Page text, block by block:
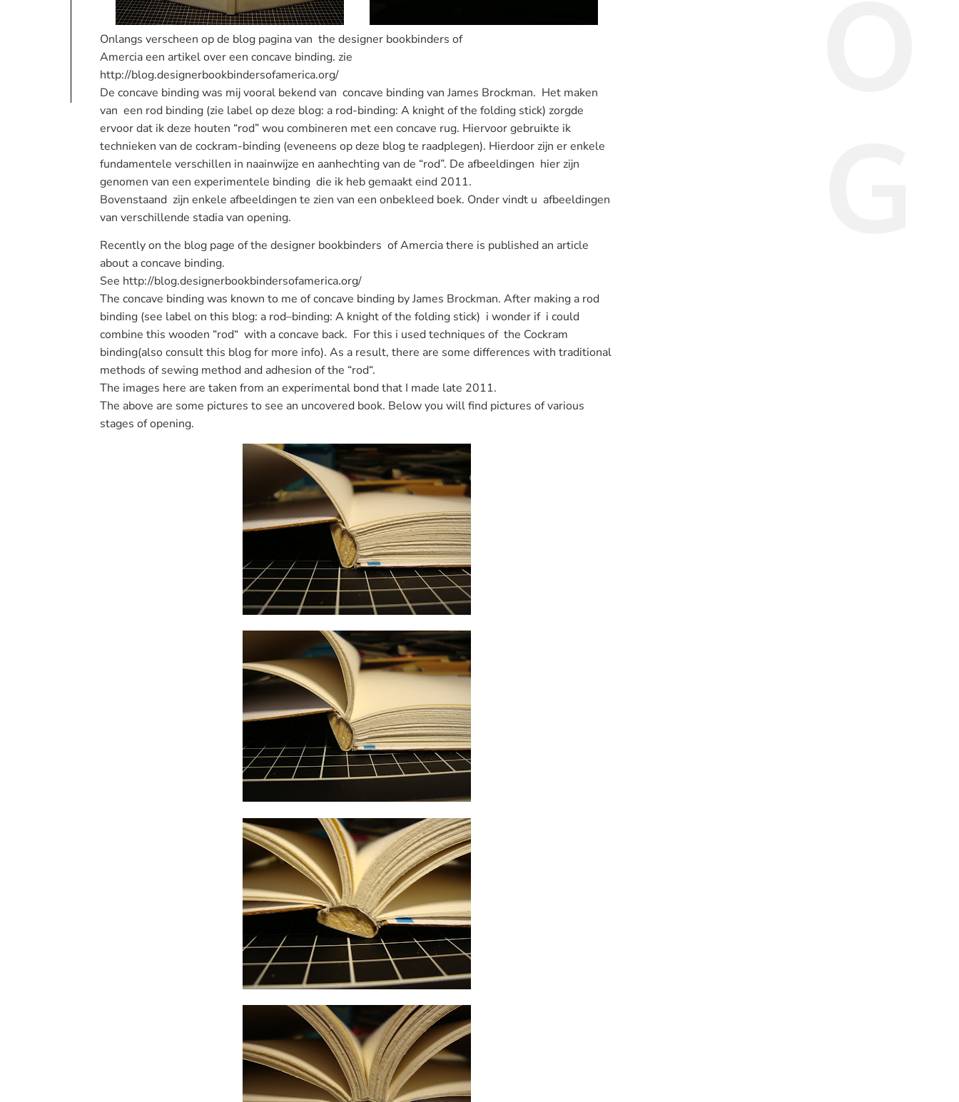
Onlangs verscheen op de blog pagina van the designer bookbinders of
Amercia een artikel over een concave binding. zie
http://blog.designerbookbindersofamerica.org/
De concave binding was mij vooral bekend van concave binding van James Brockman. Het maken
van een rod binding (zie label op deze blog: a rod-binding: A knight of the folding stick) zorgde
ervoor dat ik deze houten “rod” wou combineren met een concave rug. Hiervoor gebruikte ik
technieken van de cockram-binding (eveneens op deze blog te raadplegen). Hierdoor zijn er enkele
fundamentele verschillen in naainwijze en aanhechting van de “rod”. De afbeeldingen hier zijn
genomen van een experimentele binding die ik heb gemaakt eind 2011.
Bovenstaand zijn enkele afbeeldingen te zien van een onbekleed boek. Onder vindt u afbeeldingen
van verschillende stadia van opening.
Recentlyon the blog page ofthe designer bookbinders ofAmerciathere is published an article
about aconcave binding.
See http://blog.designerbookbindersofamerica.org/
The concave binding was known to me of concave binding by James Brockman. After making a rod
binding (see label on this blog: a rod–binding: A knightof the folding stick) i wonder if i could
combine this wooden “rod“ with a concave back. For this i usedtechniques ofthe Cockram
binding(alsoconsultthis blogfor more info). As a result, there are some differences with traditional
methods of sewing method and adhesion ofthe “rod“.
The images here are taken from an experimental bondthat I made late 2011.
The above are some pictures to see an uncovered book. Belowyou will find pictures ofvarious
stages ofopening.